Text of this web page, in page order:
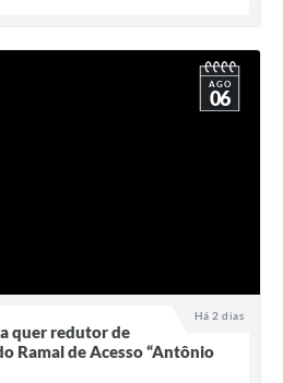
Há 2 dias
AGO
06
quer redutor de
Ramal de Acesso “Antônio